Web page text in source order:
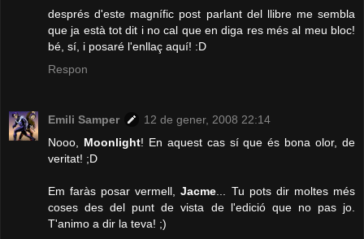
després d'este magnífic post parlant del llibre me sembla
que ja està tot dit i no cal que en diga res més al meu bloc!
bé, sí, i posaré l'enllaç aquí! :D
Respon
Emili Samper
12 de gener, 2008 22:14
Nooo, Moonlight! En aquest cas sí que és bona olor, de
veritat! ;D
Em faràs posar vermell,Jacme ... Tu pots dir moltes més
coses des del punt de vista de l'edició que no pas jo.
T'animo a dir la teva! ;)